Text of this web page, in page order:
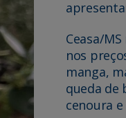
Ceasa/
nos
manga,
queda de
cenoura